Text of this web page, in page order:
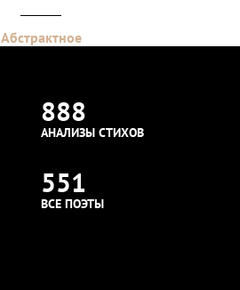
Абстрактное
888
АНАЛИЗЫ СТИХОВ
551
ВСЕ ПОЭТЫ